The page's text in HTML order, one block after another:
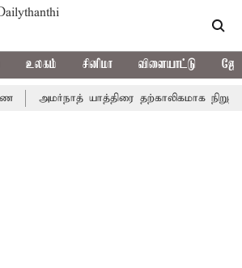
உலகம் சினிமா விளையாட்டு
அமர்நாத் யாத்திரை தற்காலிகமாக நிறுத்தம்